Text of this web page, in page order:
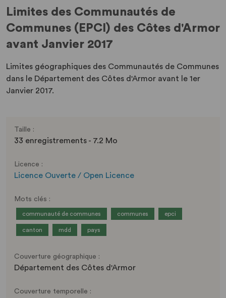
Limites des Communautés de
Communes (EPCI) des Côtes d'Armor
avant Janvier 2017
Limites géographiques des Communautés de Communes
dans le Département des Côtes d'Armor avant le 1er
Janvier 2017.
Taille :
33 enregistrements - 7.2 Mo
Licence :
Licence Ouverte / Open Licence
Mots clés :
communauté de communes communes epci
canton mdd pays
Couverture géographique :
Département des Côtes d'Armor
Couverture temporelle :